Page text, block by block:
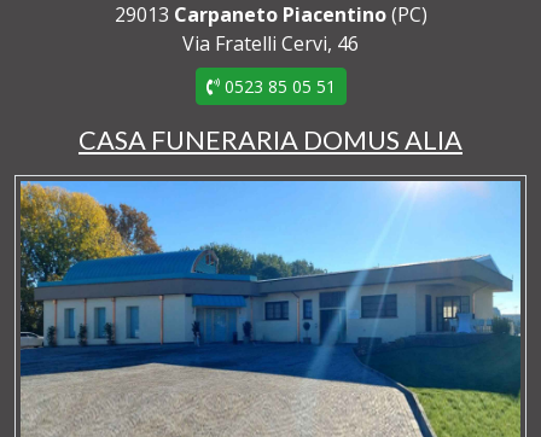
29013 Carpaneto Piacentino(PC)
Via Fratelli Cervi, 46
0523 85 05 51
CASA FUNERARIA DOMUS ALIA